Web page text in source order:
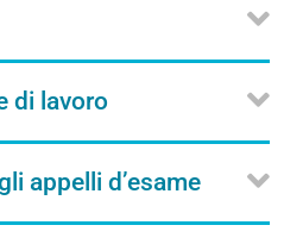
di lavoro
appelli d’esame